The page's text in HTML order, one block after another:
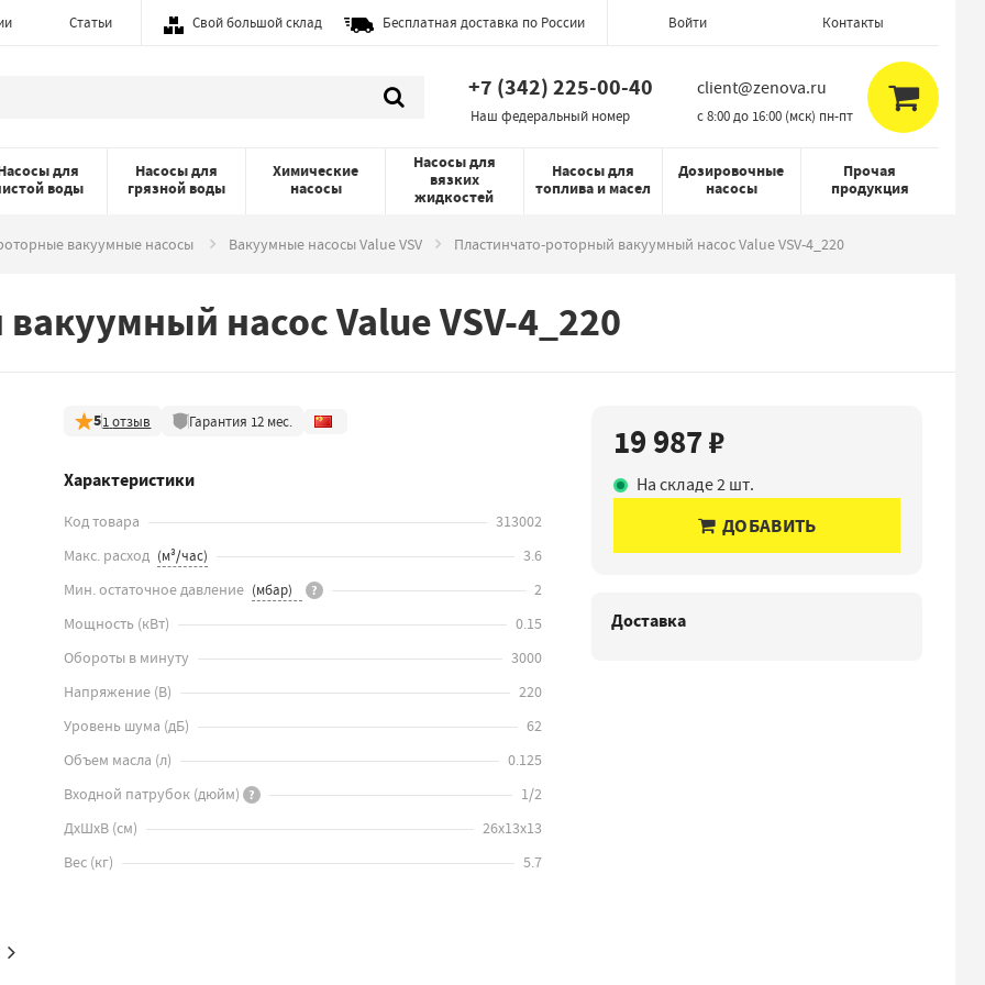
Статьи Свой большой склад Бесплатная доставка по России Войти Контакты
+7 (342) 225-00-40
Наш федеральный номер
client@zenova.ru
c 8:00 до 16:00 (мск) пн-пт
для
воды
Насосы для
грязной воды
Химические
насосы
Насосы для
вязких
жидкостей
Насосы для
топлива и масел
Дозировочные
насосы
Прочая
продукция
вакуумные насосы Вакуумные насосы Value VSV Пластинчато-роторный вакуумный насос Value VSV-4_220
насос Value VSV-4_220
51 отзыв Гарантия 12 мес.
Характеристики
Код товара
313002
Макс. расход
3.6
Мин. остаточное давление
?
2
Мощность (кВт)
0.15
Обороты в минуту
3000
Напряжение (В)
220
Уровень шума (дБ)
62
Объем масла (л)
0.125
Входной патрубок (дюйм) ?
1/2
ДхШхВ (см)
26х13х13
Вес (кг) 5.7
19 987 ₽
ДОБАВИТЬ
На складе 2 шт.
Доставка